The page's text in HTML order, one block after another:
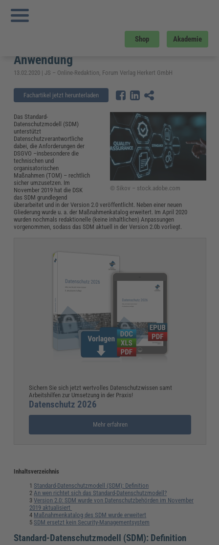
Shop Akademie
Sie sind hier:
Standard-Datenschutzmodell (SDM) Version 2.0b: Definition und Anwendung
Standard-Datenschutzmodell (SDM)
Version 2.0b: Definition und
Anwendung
13.02.2020 | JS – Online-Redaktion, Forum Verlag Herkert GmbH
Fachartikel jetzt herunterladen
© Sikov – stock.adobe.com
Das Standard-
Datenschutzmodell (SDM)
unterstützt
Datenschutzverantwortliche
dabei, die Anforderungen der
DSGVO –insbesondere die
technischen und
organisatorischen
Maßnahmen (TOM) – rechtlich
sicher umzusetzen. Im
November 2019 hat die DSK
das SDM grundlegend
überarbeitet und in der Version 2.0 veröffentlicht. Neben einer neuen
Gliederung wurde u. a. der Maßnahmenkatalog erweitert. Im April 2020
wurden nochmals redaktionelle (keine inhaltlichen) Anpassungen
vorgenommen, sodass das SDM aktuell in der Version 2.0b vorliegt.
Sichern Sie sich jetzt wertvolles Datenschutzwissen samt
Arbeitshilfen zur Umsetzung in der Praxis!
Datenschutz 2026
Mehr erfahren
Inhaltsverzeichnis
Standard-Datenschutzmodell (SDM): Definition
An wen richtet sich das Standard-Datenschutzmodell?
Version 2.0: SDM wurde von Datenschutzbehörden im November
2019 aktualisiert
Maßnahmenkatalog des SDM wurde erweitert
SDM ersetzt kein Security-Managementsystem
Standard-Datenschutzmodell (SDM): Definition